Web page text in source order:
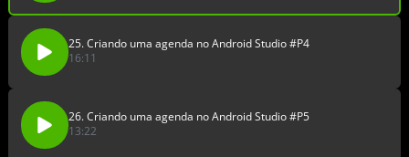
25. Criando uma agenda no Android Studio #P4
16:11
26. Criando uma agenda no Android Studio #P5
13:22